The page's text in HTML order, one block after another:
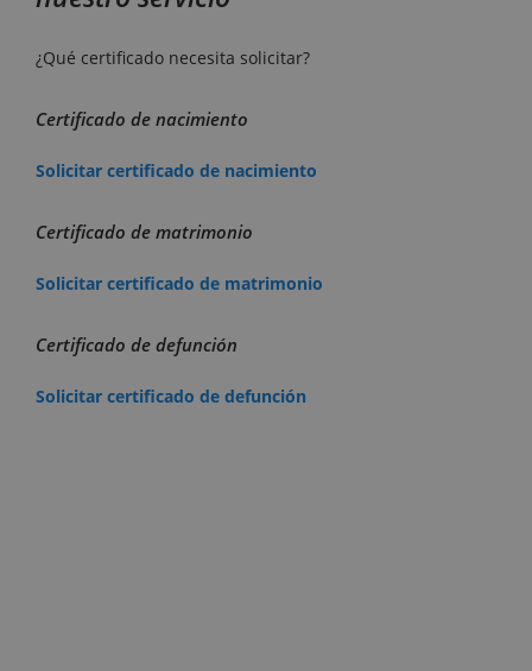
¿Qué certificado necesita solicitar?
Certificado de nacimiento
Solicitar certificado de nacimiento
Certificado de matrimonio
Solicitar certificado de matrimonio
Certificado de defunción
Solicitar certificado de defunción